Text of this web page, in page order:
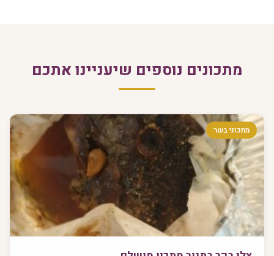
מתכונים נוספים שיעניינו אתכם
מתכוני בשר